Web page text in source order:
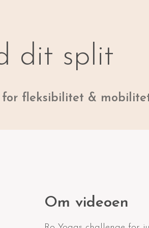
dit split
for fleksibilitet &
Om videoen